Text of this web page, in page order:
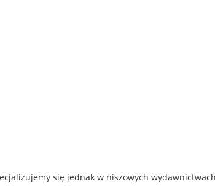
się jednak w niszowych